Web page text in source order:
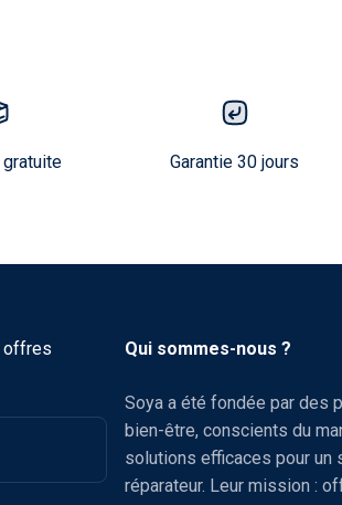
Garantie 30 jours
offres
Qui sommes-nous ?
Soya a été fondée par des
bien-être, conscients du
solutions efficaces pour un
réparateur. Leur mission :